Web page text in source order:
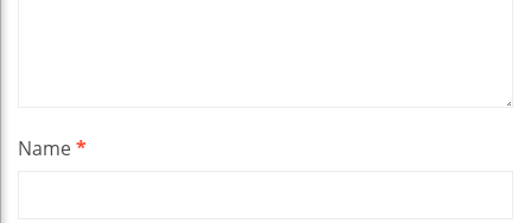
Name*